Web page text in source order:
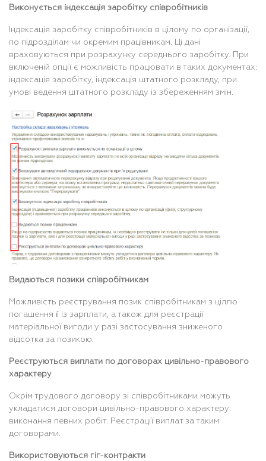
Виконується індексація заробітку співробітників
Індексація заробітку співробітників в цілому по організації,
по підрозділам чи окремим працівникам. Ці дані
враховуються при розрахунку середнього заробітку. При
включеній опції є можливість працювати в таких документах:
індексація заробітку, індексація штатного розкладу, при
умові ведення штатного розкладу із збереженням змін.
Видаються позики співробітникам
Можливість реєстрування позик співробітникам з ціллю
погашення її із зарплати, а також для реєстрації
матеріальної вигоди у разі застосування зниженого
відсотка за позикою.
Реєструються виплати по договорах цивільно-правового
характеру
Окрім трудового договору зі співробітниками можуть
укладатися договори цивільно-правового характеру:
виконання певних робіт. Реєстрації виплат за таким
договорами.
Використовуються гіг-контракти